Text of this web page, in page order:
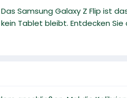
Das Samsung Galaxy Z Flip ist
kein Tablet bleibt. Entdecken